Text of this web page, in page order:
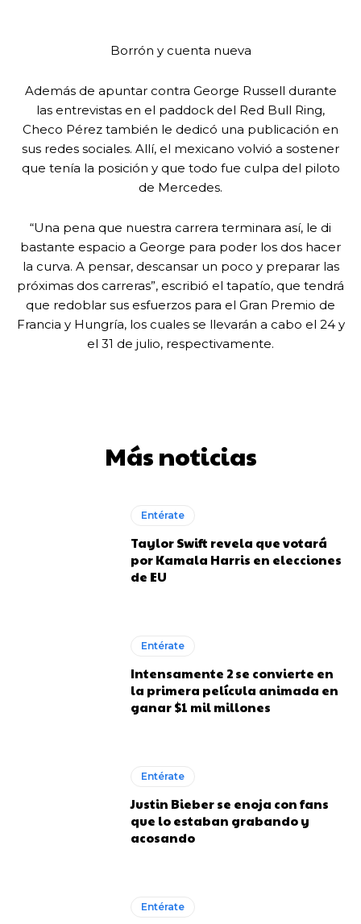
Borrón y cuenta nueva
Además de apuntar contra George Russell durante
las entrevistas en el paddock del Red Bull Ring,
Checo Pérez también le dedicó una publicación en
sus redes sociales. Allí, el mexicano volvió a sostener
que tenía la posición y que todo fue culpa del piloto
de Mercedes.
“Una pena que nuestra carrera terminara así, le di
bastante espacio a George para poder los dos hacer
la curva. A pensar, descansar un poco y preparar las
próximas dos carreras”, escribió el tapatío, que tendrá
que redoblar sus esfuerzos para el Gran Premio de
Francia y Hungría, los cuales se llevarán a cabo el 24 y
el 31 de julio, respectivamente.
Más noticias
Entérate
Taylor Swift revela que votará
por Kamala Harris en elecciones
de EU
Entérate
Intensamente 2 se convierte en
la primera película animada en
ganar $1 mil millones
Entérate
Justin Bieber se enoja con fans
que lo estaban grabando y
acosando
Entérate